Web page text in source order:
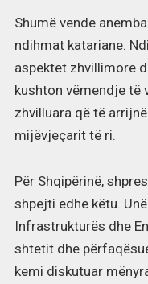
Shumë vende
ndihmat katariane.
aspektet zhvillimore
kushton vëmendje të
zhvilluara që të
mijëvjeçarit të ri.
Për Shqipërinë,
shpejti edhe këtu.
Infrastrukturës dhe
shtetit dhe
kemi diskutuar